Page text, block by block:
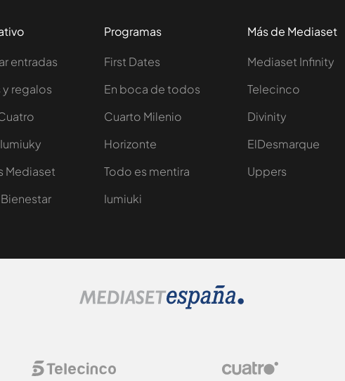
entradas
regalos
Mediaset
Programas
First Dates
En boca de todos
Cuarto Milenio
Horizonte
Todo es mentira
Iumiuki
Más de Mediaset
Mediaset Infinity
Telecinco
Divinity
ElDesmarque
Uppers